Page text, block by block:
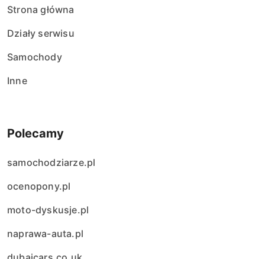
Strona główna
Działy serwisu
Samochody
Inne
Polecamy
samochodziarze.pl
ocenopony.pl
moto-dyskusje.pl
naprawa-auta.pl